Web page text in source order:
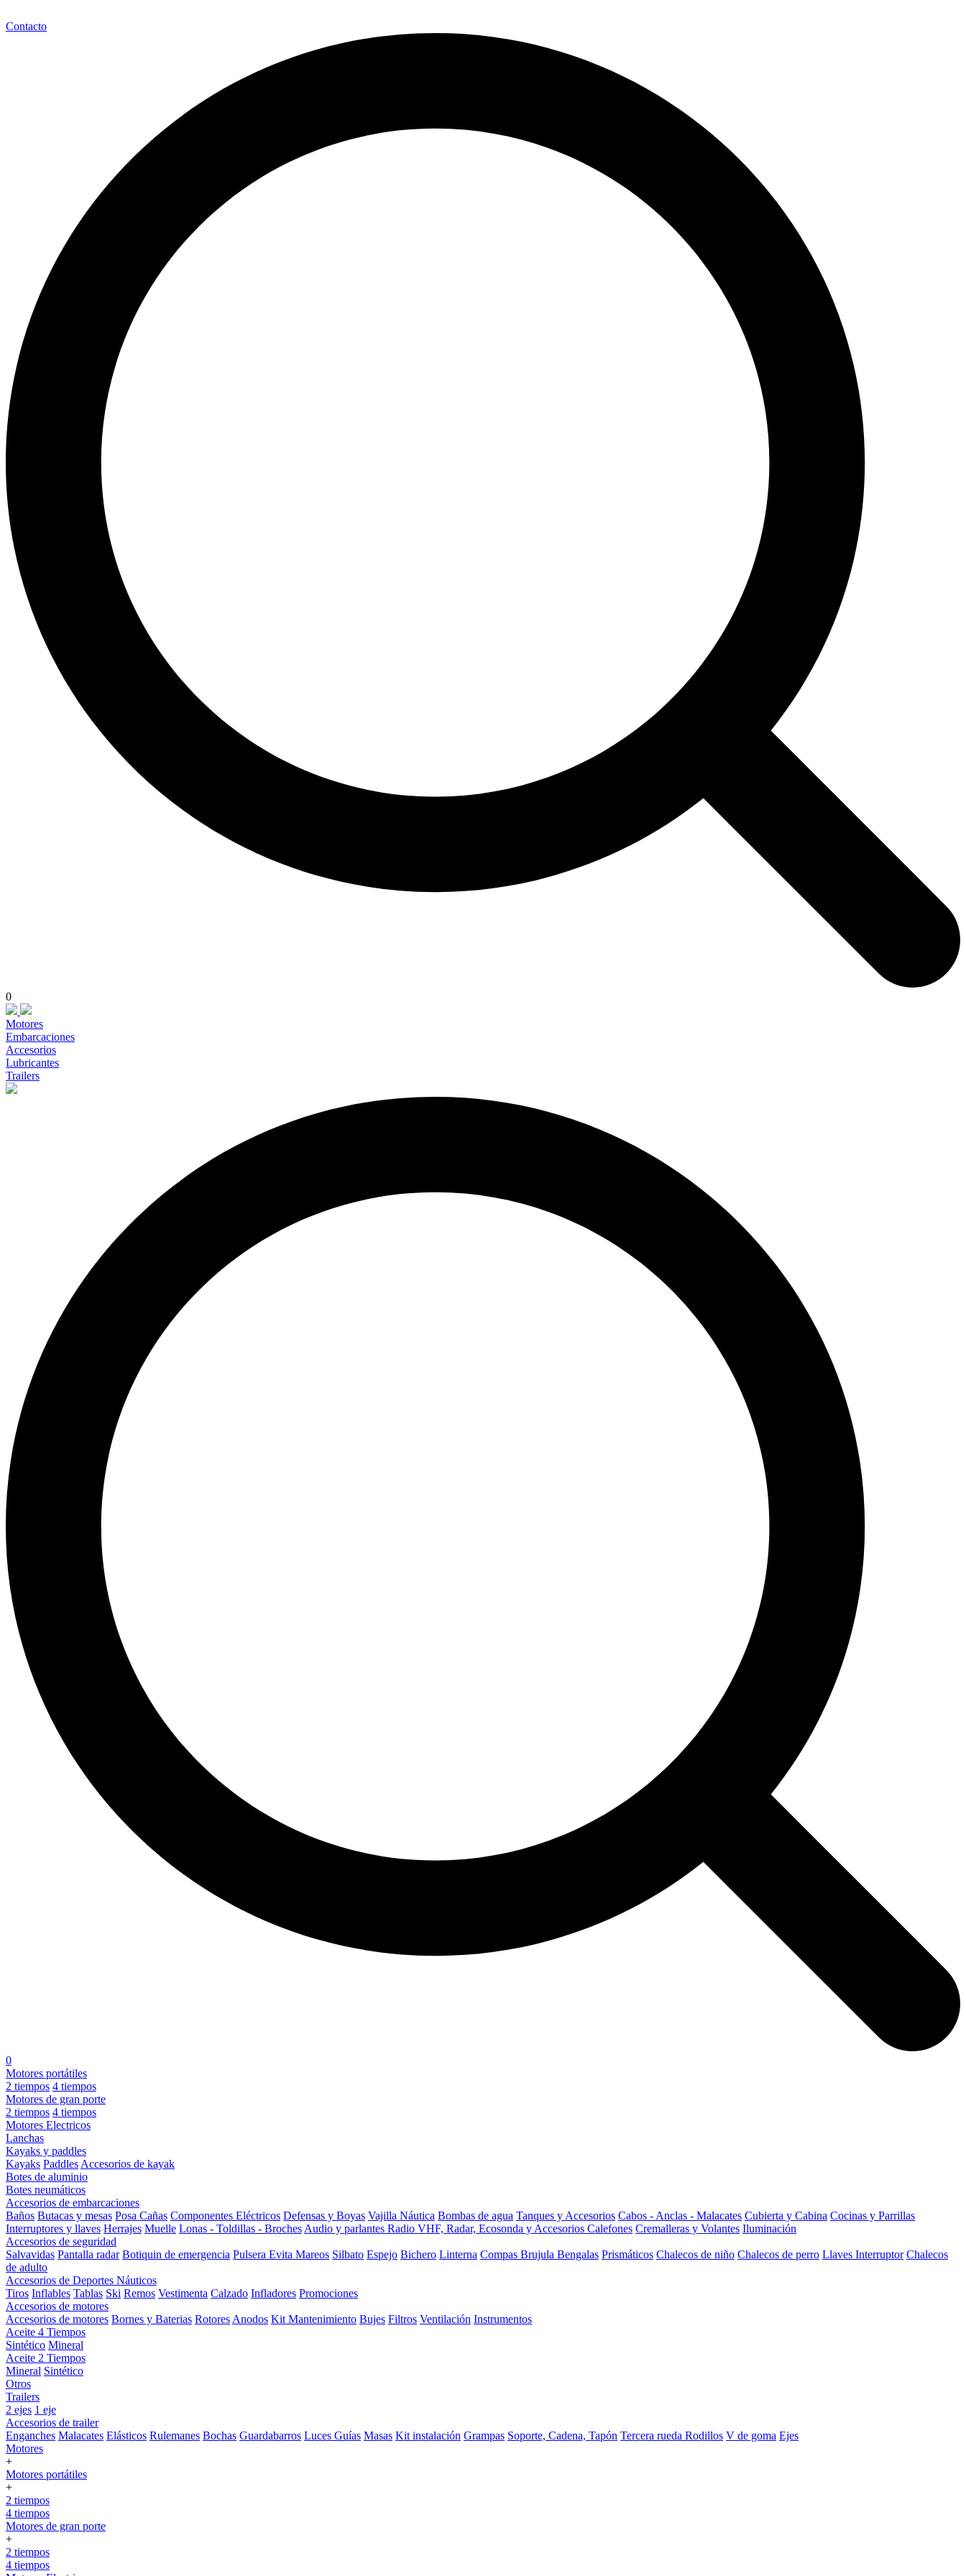
Contacto
0
Motores
Embarcaciones
Accesorios
Lubricantes
Trailers
0
Motores portátiles
2 tiempos 4 tiempos
Motores de gran porte
2 tiempos 4 tiempos
Motores Electricos
Lanchas
Kayaks y paddles
Kayaks Paddles Accesorios de kayak
Botes de aluminio
Botes neumáticos
Accesorios de embarcaciones
Baños Butacas y mesas Posa Cañas Componentes Eléctricos Defensas y Boyas Vajilla Náutica Bombas de agua Tanques y Accesorios Cabos - Anclas - Malacates Cubierta y Cabina Cocinas y Parrillas
Interruptores y llaves Herrajes Muelle Lonas - Toldillas - Broches Audio y parlantes Radio VHF, Radar, Ecosonda y Accesorios Calefones Cremalleras y Volantes Iluminación
Accesorios de seguridad
Salvavidas Pantalla radar Botiquin de emergencia Pulsera Evita Mareos Silbato Espejo Bichero Linterna Compas Brujula Bengalas Prismáticos Chalecos de niño Chalecos de perro Llaves Interruptor Chalecos
de adulto
Accesorios de Deportes Náuticos
Tiros Inflables Tablas Ski Remos Vestimenta Calzado Infladores Promociones
Accesorios de motores
Accesorios de motores Bornes y Baterias Rotores Anodos Kit Mantenimiento Bujes Filtros Ventilación Instrumentos
Aceite 4 Tiempos
Sintético Mineral
Aceite 2 Tiempos
Mineral Sintético
Otros
Trailers
2 ejes 1 eje
Accesorios de trailer
Enganches Malacates Elásticos Rulemanes Bochas Guardabarros Luces Guías Masas Kit instalación Grampas Soporte, Cadena, Tapón Tercera rueda Rodillos V de goma Ejes
Motores
+
Motores portátiles
+
2 tiempos
4 tiempos
Motores de gran porte
+
2 tiempos
4 tiempos